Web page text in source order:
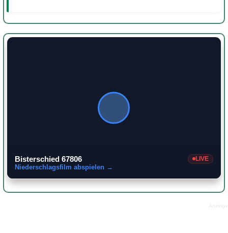
Bisterschied 67806 LIVE
Niederschlagsfilm abspielen →